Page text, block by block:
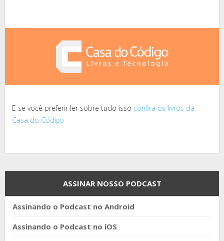
E se você preferir ler sobre tudo isso confira os livros da
Casa do Código
ASSINAR NOSSO PODCAST
Assinando o Podcast no Android
Assinando o Podcast no iOS